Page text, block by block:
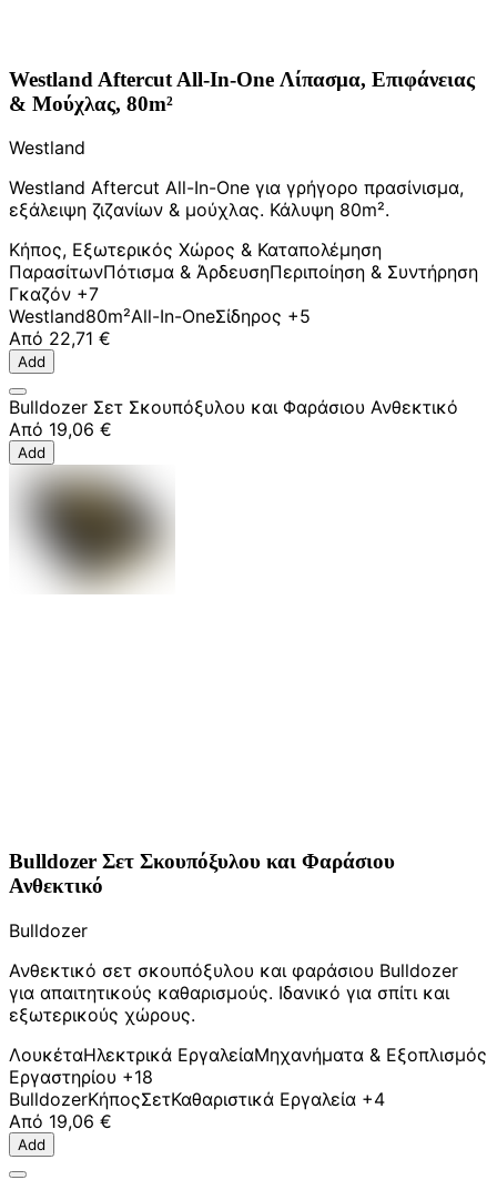
Westland Aftercut All-In-One Λίπασμα, Επιφάνειας
& Μούχλας, 80m²
Westland
Westland Aftercut All-In-One για γρήγορο πρασίνισμα,
εξάλειψη ζιζανίων & μούχλας. Κάλυψη 80m².
Κήπος, Εξωτερικός Χώρος & Καταπολέμηση
ΠαρασίτωνΠότισμα & ΆρδευσηΠεριποίηση & Συντήρηση
Γκαζόν +7
Westland80m²All-In-OneΣίδηρος +5
Από 22,71 €
Add
Bulldozer Σετ Σκουπόξυλου και Φαράσιου Ανθεκτικό
Από 19,06 €
Add
Bulldozer Σετ Σκουπόξυλου και Φαράσιου
Ανθεκτικό
Bulldozer
Ανθεκτικό σετ σκουπόξυλου και φαράσιου Bulldozer
για απαιτητικούς καθαρισμούς. Ιδανικό για σπίτι και
εξωτερικούς χώρους.
ΛουκέταΗλεκτρικά ΕργαλείαΜηχανήματα & Εξοπλισμός
Εργαστηρίου +18
BulldozerΚήποςΣετΚαθαριστικά Εργαλεία +4
Από 19,06 €
Add